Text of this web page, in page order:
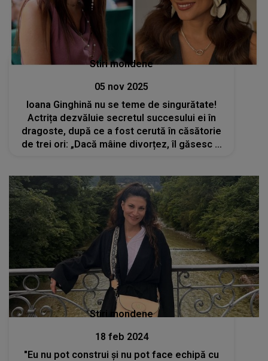
Stiri mondene
05 nov 2025
Ioana Ginghină nu se teme de singurătate!
Actrița dezvăluie secretul succesului ei în
dragoste, după ce a fost cerută în căsătorie
de trei ori: „Dacă mâine divorțez, îl găsesc și
Stiri mondene
18 feb 2024
"Eu nu pot construi și nu pot face echipă cu